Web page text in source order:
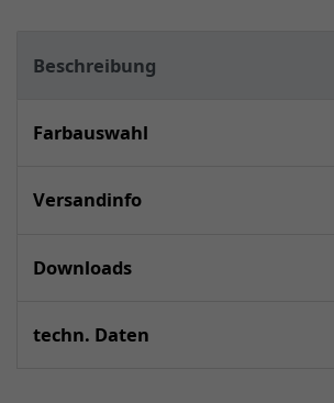
Beschreibung
Farbauswahl
Versandinfo
Downloads
techn. Daten